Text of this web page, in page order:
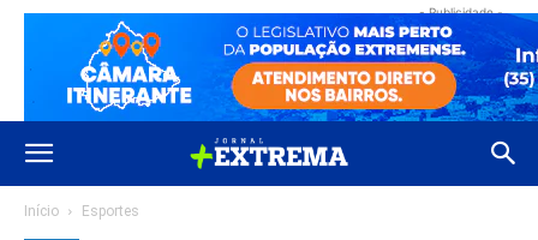
- Publicidade -
Início Esportes